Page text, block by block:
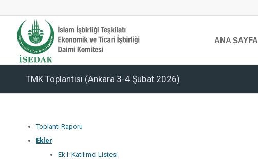
ANA SAYFA
TMK Toplantısı (Ankara 3-4 Şubat 2026)
Toplantı Raporu
Ekler
Ek I: Katılımcı Listesi